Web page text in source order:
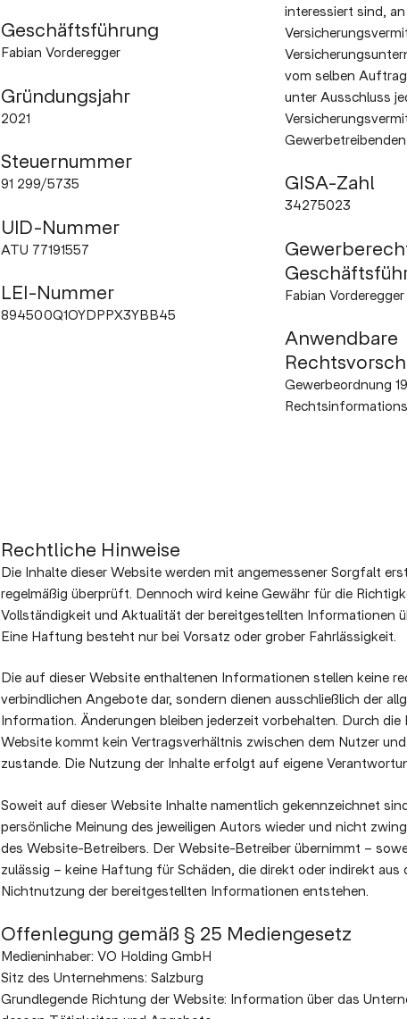
Geschäftsführung
Fabian Vorderegger
Gründungsjahr
2021
Steuernummer
91 299/5735
UID-Nummer
ATU 77191557
LEI-Nummer
894500Q1OYDPPX3YBB45
interessiert sind,
vom selben
unter Ausschluss
GISA-Zahl
34275023
Fabian Vorderegger
Anwendbare
Gewerbeordnung
Rechtliche Hinweise
Die Inhalte dieser Website werden mit angemessener Sorgfalt
regelmäßig überprüft. Dennoch wird keine Gewähr für die
Vollständigkeit und Aktualität der bereitgestellten Informationen
Eine Haftung besteht nur bei Vorsatz oder grober Fahrlässigkeit.
Die auf dieser Website enthaltenen Informationen stellen keine
verbindlichen Angebote dar, sondern dienen ausschließlich der
Information. Änderungen bleiben jederzeit vorbehalten. Durch die
Website kommt kein Vertragsverhältnis zwischen dem Nutzer
zustande. Die Nutzung der Inhalte erfolgt auf eigene
Soweit auf dieser Website Inhalte namentlich gekennzeichnet
persönliche Meinung des jeweiligen Autors wieder und nicht
des Website-Betreibers. Der Website-Betreiber übernimmt –
zulässig – keine Haftung für Schäden, die direkt oder indirekt aus
Nichtnutzung der bereitgestellten Informationen entstehen.
Offenlegung gemäß § 25 Mediengesetz
Medieninhaber: VO Holding GmbH
Sitz des Unternehmens: Salzburg
Grundlegende Richtung der Website: Information über das